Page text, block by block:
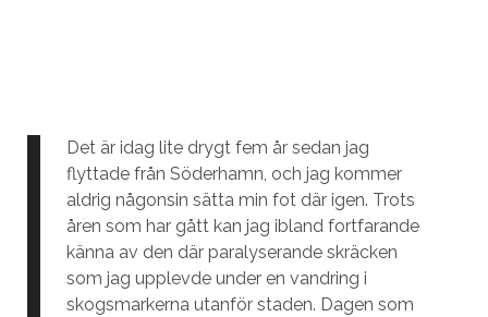
Det är idag lite drygt fem år sedan jag
flyttade från Söderhamn, och jag kommer
aldrig någonsin sätta min fot där igen. Trots
åren som har gått kan jag ibland fortfarande
känna av den där paralyserande skräcken
som jag upplevde under en vandring i
skogsmarkerna utanför staden. Dagen som